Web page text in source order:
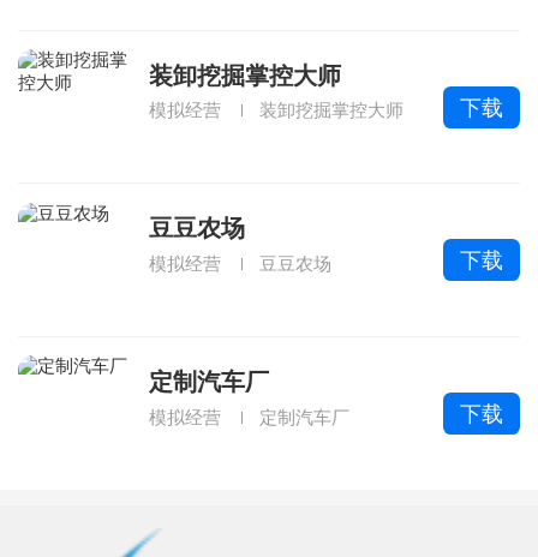
装卸挖掘掌控大师
模拟经营 装卸挖掘掌控大师 下载
豆豆农场
模拟经营 豆豆农场 下载
定制汽车厂
模拟经营 定制汽车厂 下载